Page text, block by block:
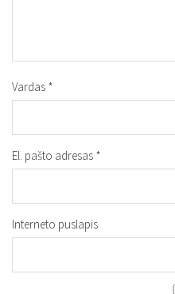
Vardas *
El. pašto adresas *
Interneto puslapis